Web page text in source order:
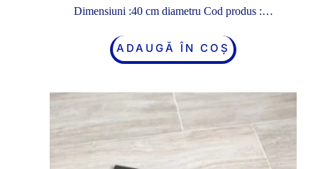
Dimensiuni :40 cm diametru Cod produs :…
ADAUGĂ ÎN COȘ